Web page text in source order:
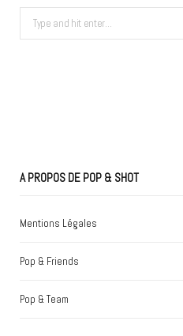
Search
for:
A PROPOS DE POP & SHOT
Mentions Légales
Pop & Friends
Pop & Team